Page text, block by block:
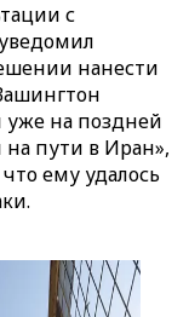
с
нанести
на поздней
пути в Иран»,
ему удалось